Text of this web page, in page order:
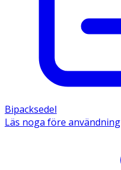
Bipacksedel
Läs noga före användning